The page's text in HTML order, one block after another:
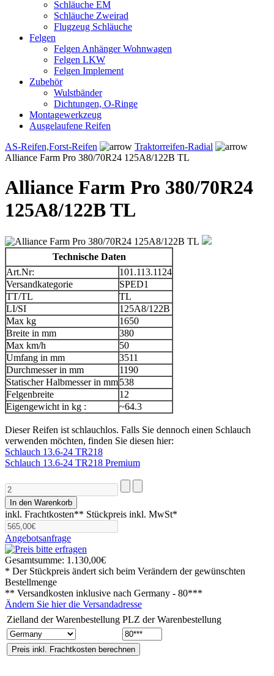
Schläuche EM
Schläuche Zweirad
Flugzeug Schläuche
Felgen
Felgen Anhänger Wohnwagen
Felgen LKW
Felgen Implement
Zubehör
Wulstbänder
Dichtungen, O-Ringe
Montagewerkzeug
Ausgelaufene Reifen
AS-Reifen,Forst-Reifen
Traktorreifen-Radial
Alliance Farm Pro 380/70R24 125A8/122B TL
Alliance Farm Pro 380/70R24
125A8/122B TL
Technische Daten
Art.Nr:
101.113.1124
Versandkategorie
SPED1
TT/TL
TL
LI/SI
125A8/122B
Max kg
1650
Breite in mm
380
Max km/h
50
Umfang in mm
3511
Durchmesser in mm
1190
Statischer Halbmesser in mm538
Felgenbreite
12
Eigengewicht in kg :
~64.3
Dieser Reifen ist schlauchlos. Falls Sie dennoch einen Schlauch
verwenden möchten, finden Sie diesen hier:
Schlauch 13.6-24 TR218
Schlauch 13.6-24 TR218 Premium
inkl. Frachtkosten** Stückpreis inkl. MwSt*
Angebotsanfrage
Gesamtsumme: 1.130,00€
* Der Stückpreis ändert sich beim Verändern der gewünschten
Bestellmenge
** Versandkosten inklusive nach Germany - 80***
Ändern Sie hier die Versandadresse
Zielland der Warenbestellung PLZ der Warenbestellung